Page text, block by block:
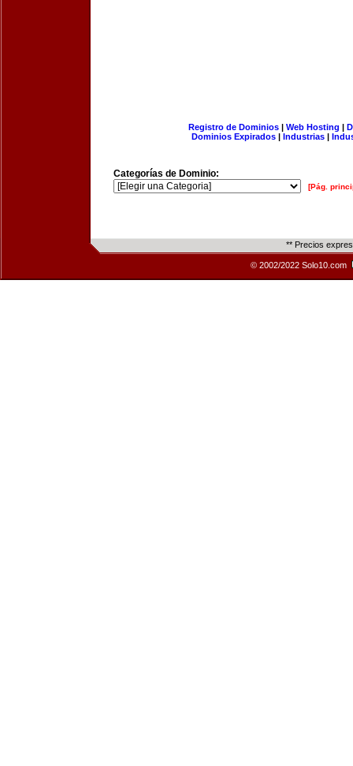
Registro de Dominios| Web Hosting |
Dominios Expirados | Industrias |
Categorías de Dominio:
[Pág.
** Precios
© 2002/2022 Solo10.com